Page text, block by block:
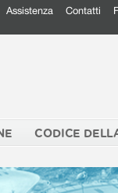
Assistenza Contatti
CODICE